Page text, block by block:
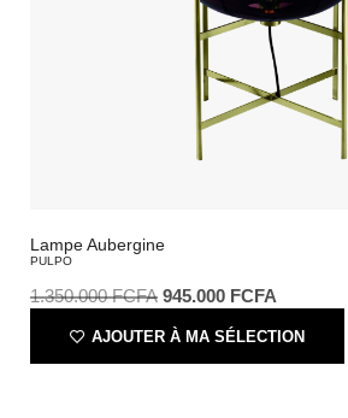
Lampe Aubergine
PULPO
1.350.000FCFA 945.000 FCFA
AJOUTER À MA SÉLECTION